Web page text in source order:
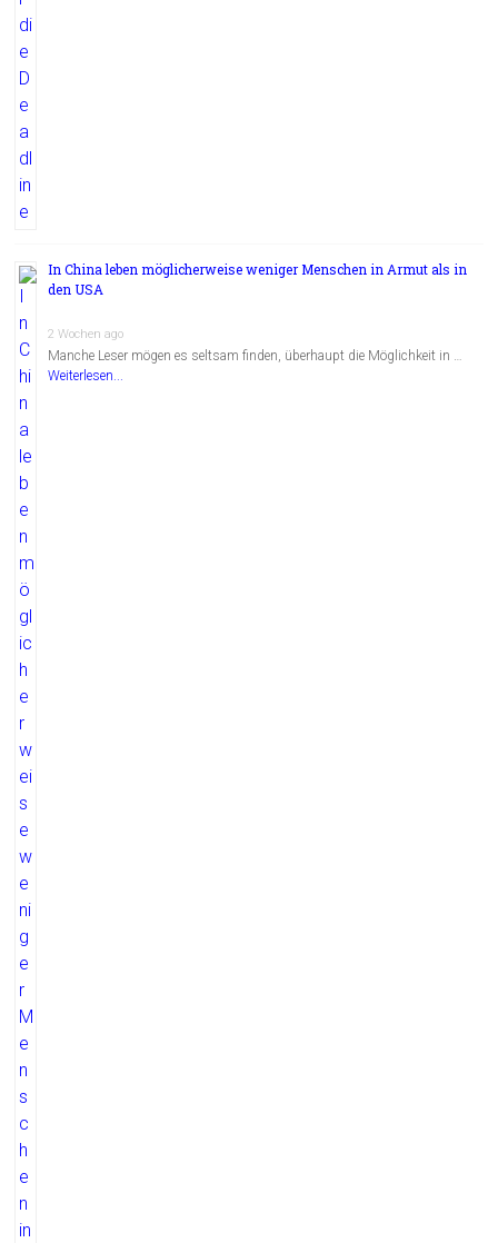
In China leben möglicherweise weniger Menschen in Armut als in
den USA
2 Wochen ago
Manche Leser mögen es seltsam finden, überhaupt die Möglichkeit in …
Weiterlesen...